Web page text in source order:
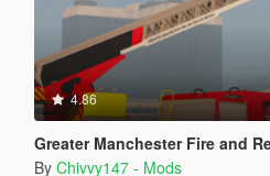
4.86
Greater Manchester Fire and Rescue
By Chivvy147 - Mods